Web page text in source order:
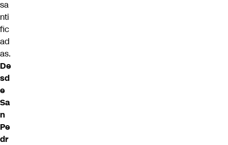
sa
nti
fic
ad
as.
De
sd
e
Sa
n
Pe
dr